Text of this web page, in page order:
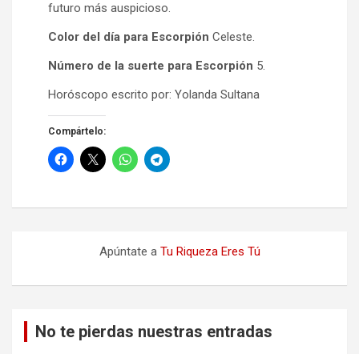
futuro más auspicioso.
Color del día para Escorpión Celeste.
Número de la suerte para Escorpión 5.
Horóscopo escrito por: Yolanda Sultana
Compártelo:
Apúntate a Tu Riqueza Eres Tú
No te pierdas nuestras entradas